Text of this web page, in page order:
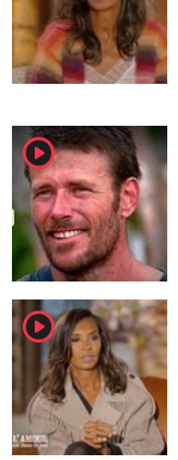
player2
player2